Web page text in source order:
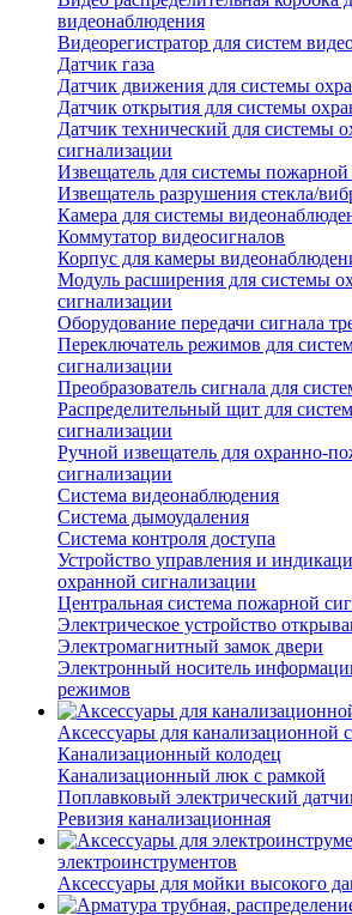
видеонаблюдения
Видеорегистратор для систем
Датчик газа
Датчик движения для системы
Датчик открытия для системы
Датчик технический для системы
сигнализации
Извещатель для системы пожарной
Извещатель разрушения стекла/
Камера для системы
Коммутатор видеосигналов
Корпус для камеры
Модуль расширения для системы
сигнализации
Оборудование передачи сигнала
Переключатель режимов для
сигнализации
Преобразователь сигнала для
Распределительный щит для
сигнализации
Ручной извещатель для охранно-
сигнализации
Система видеонаблюдения
Система дымоудаления
Система контроля доступа
Устройство управления и
охранной сигнализации
Центральная система пожарной
Электрическое устройство
Электромагнитный замок двери
Электронный носитель
режимов
Аксессуары для канализационной
Канализационный колодец
Канализационный люк с рамкой
Поплавковый электрический
Ревизия канализационная
электроинструментов
Аксессуары для мойки высокого